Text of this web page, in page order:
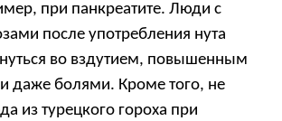
при панкреатите. Люди с
после употребления нута
во вздутием, повышенным
даже болями. Кроме того, не
из турецкого гороха при